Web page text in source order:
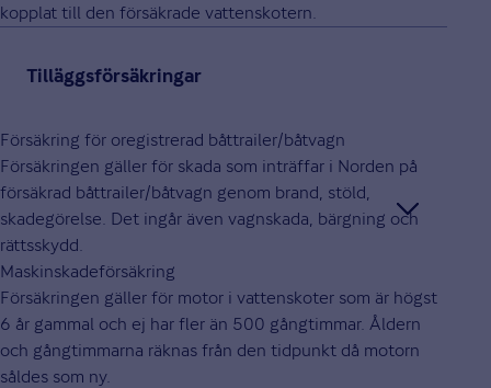
kopplat till den försäkrade vattenskotern.
Tilläggsförsäkringar
Försäkring för oregistrerad båttrailer/båtvagn
Försäkringen gäller för skada som inträffar i Norden på
försäkrad båttrailer/båtvagn genom brand, stöld,
skadegörelse. Det ingår även vagnskada, bärgning och
rättsskydd.
Maskinskadeförsäkring
Försäkringen gäller för motor i vattenskoter som är högst
6 år gammal och ej har fler än 500 gångtimmar. Åldern
och gångtimmarna räknas från den tidpunkt då motorn
såldes som ny.